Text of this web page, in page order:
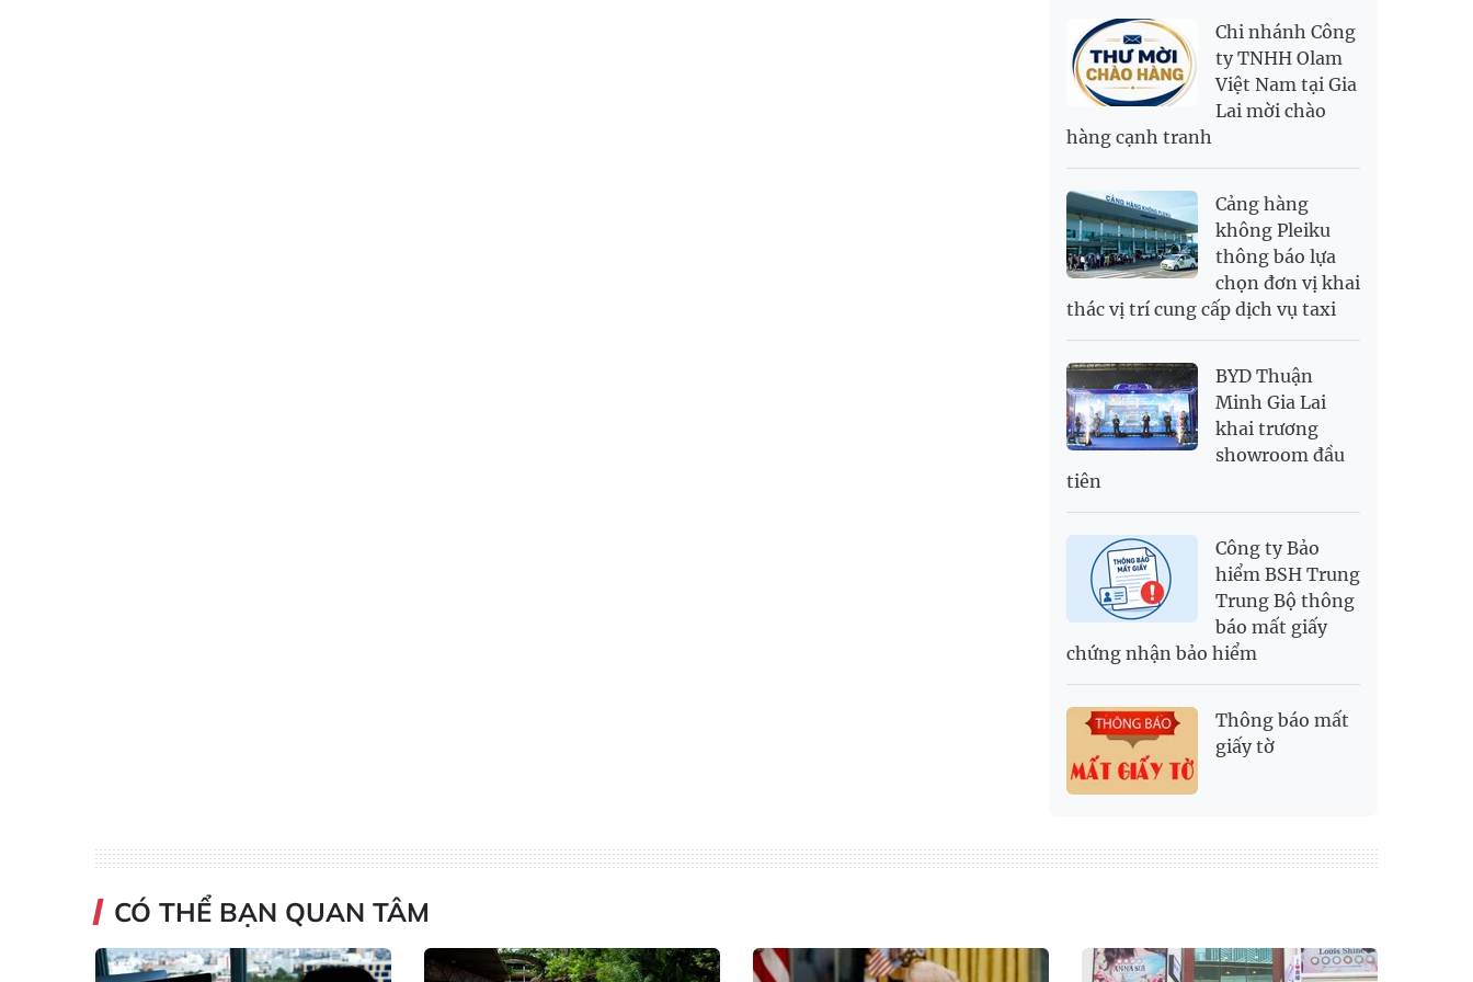
NOK
RUB
304.3
336.84
SAR
6,945.42
7,244.36
2,702.79
2,817.41
SGD
USD
26,000 26,030 26,410
PNJ 138,500,000142,200,000
Chi nhánh Công
ty TNHH Olam
Việt Nam tại Gia
Lai mời chào
hàng cạnh tranh
Cảng hàng
không Pleiku
thông báo lựa
chọn đơn vị khai
thác vị trí cung cấp dịch vụ taxi
BYD Thuận
Minh Gia Lai
khai trương
showroom đầu
tiên
Công ty Bảo
hiểm BSH Trung
Trung Bộ thông
báo mất giấy
chứng nhận bảo hiểm
Thông báo mất
giấy tờ
CÓ THỂ BẠN QUAN TÂM